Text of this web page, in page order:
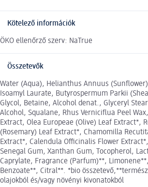
Kötelező információk
ÖKO ellenőrző szerv: NaTrue
Összetevők
Water (Aqua), Helianthus Annuus
Isoamyl Laurate, Butyrospermum Parkii
Glycol, Betaine, Alcohol denat., Glyceryl
Alcohol, Squalane, Rhus Verniciflua Peel
Extract, Olea Europeae (Olive) Leaf Extract*,
(Rosemary) Leaf Extract*, Chamomilla
Extract*, Calendula Officinalis Flower
Senegal Gum, Xanthan Gum, Tocopherol,
Caprylate, Fragrance (Parfum)**,
Benzoate**, Citral**. *bio
olajokból és/vagy növényi kivonatokból